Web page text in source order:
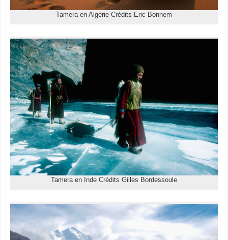
Tamera en Algérie Crédits Eric Bonnem
Tamera en Inde Crédits Gilles Bordessoule